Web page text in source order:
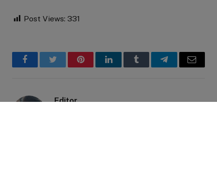
Post Views: 331
FacebookTwitter PinterestLinkedInTumblr TelegramEmail
Editor